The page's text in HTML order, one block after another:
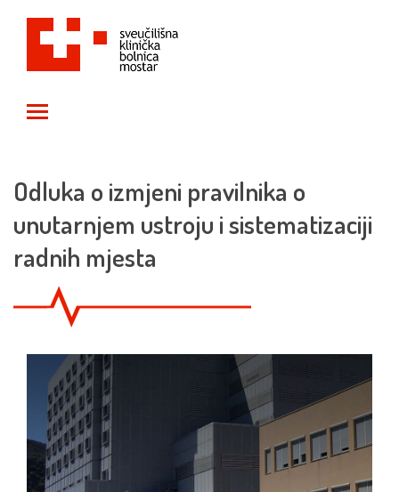
Odluka o izmjeni pravilnika o
unutarnjem ustroju i sistematizaciji
radnih mjesta